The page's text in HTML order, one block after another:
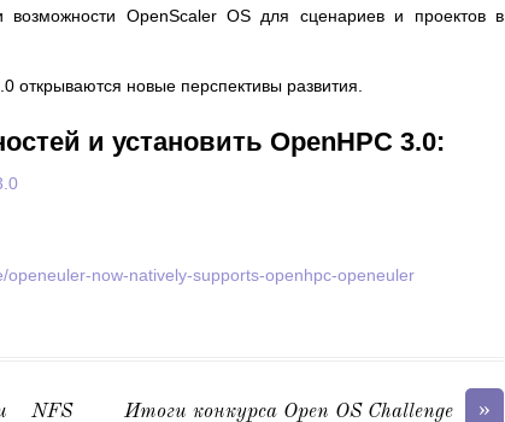
OpenScaler OS для сценариев и проектов в
открываются новые перспективы развития.
и установить OpenHPC 3.0:
openeuler-now-natively-supports-openhpc-openeuler
NFS »
Итоги конкурса Open OS Challenge